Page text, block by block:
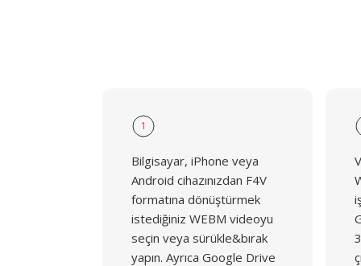
1
Bilgisayar, iPhone veya
Android cihazınızdan F4V
formatına dönüştürmek
istediğiniz WEBM videoyu
seçin veya sürükle&bırak
yapın. Ayrıca Google Drive